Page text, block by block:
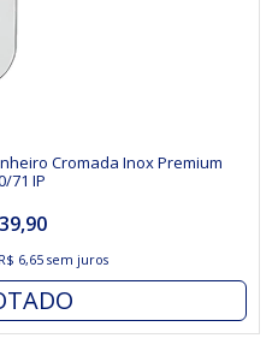
Cromada Inox Premium
71 IP
R$ 6,65sem juros